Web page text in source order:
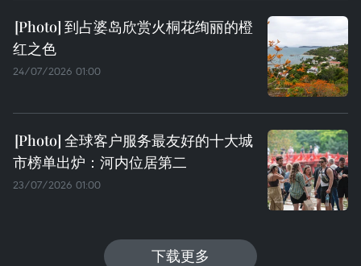
到占婆岛欣赏火桐花绚丽的橙
红之色
24/07/2026 01:00
全球客户服务最友好的十大城
市榜单出炉：河内位居第二
23/07/2026 01:00
下载更多